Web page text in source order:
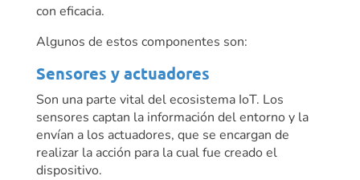
con eficacia.
Algunos de estos componentes son:
Sensores y actuadores
Son una parte vital del ecosistema IoT. Los
sensores captan la información del entorno y la
envían a los actuadores, que se encargan de
realizar la acción para la cual fue creado el
dispositivo.